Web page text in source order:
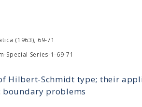
(1963), 69-71
Special Series-1-69-71
Hilbert-Schmidt type; their
problems